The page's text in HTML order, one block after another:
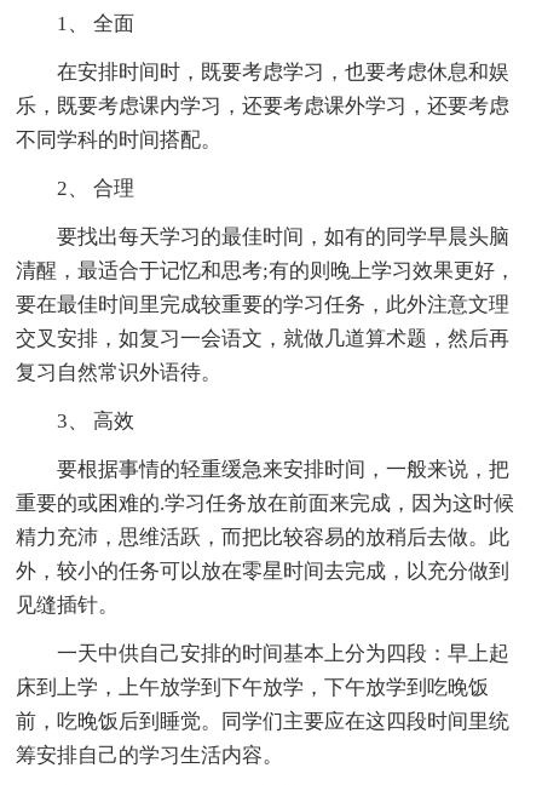
1、 全面
在安排时间时，既要考虑学习，也要考虑休息和娱
乐，既要考虑课内学习，还要考虑课外学习，还要考虑
不同学科的时间搭配。
2、 合理
要找出每天学习的最佳时间，如有的同学早晨头脑
清醒，最适合于记忆和思考;有的则晚上学习效果更好，
要在最佳时间里完成较重要的学习任务，此外注意文理
交叉安排，如复习一会语文，就做几道算术题，然后再
复习自然常识外语待。
3、 高效
要根据事情的轻重缓急来安排时间，一般来说，把
重要的或困难的.学习任务放在前面来完成，因为这时候
精力充沛，思维活跃，而把比较容易的放稍后去做。此
外，较小的任务可以放在零星时间去完成，以充分做到
见缝插针。
一天中供自己安排的时间基本上分为四段：早上起
床到上学，上午放学到下午放学，下午放学到吃晚饭
前，吃晚饭后到睡觉。同学们主要应在这四段时间里统
筹安排自己的学习生活内容。